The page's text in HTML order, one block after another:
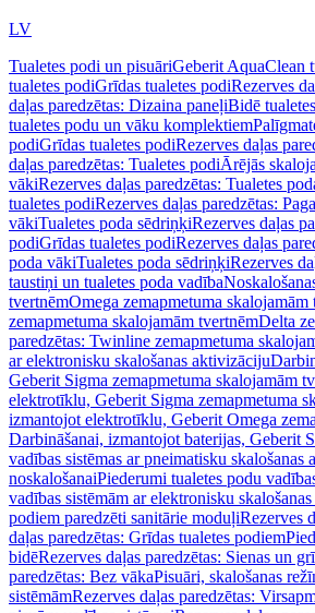
LV
Tualetes podi un pisuāriGeberit AquaClean
tualetes podiGrīdas tualetes podiRezerves
daļas paredzētas: Dizaina paneļiBidē
tualetes podu un vāku komplektiem
podiGrīdas tualetes podiRezerves daļas
daļas paredzētas: Tualetes podiĀrējās
vākiRezerves daļas paredzētas: Tualetes
tualetes podiRezerves daļas paredzētas:
vākiTualetes poda sēdriņķiRezerves daļas
podiGrīdas tualetes podiRezerves daļas
poda vākiTualetes poda sēdriņķiRezerves
taustiņi un tualetes poda vadība
tvertnēmOmega zemapmetuma skalojamām
zemapmetuma skalojamām tvertnēmDelta
paredzētas: Twinline zemapmetuma
ar elektronisku skalošanas aktivizāciju
Geberit Sigma zemapmetuma skalojamām
elektrotīklu, Geberit Sigma zemapmetuma
izmantojot elektrotīklu, Geberit Omega
Darbināšanai, izmantojot baterijas, Geberit
vadības sistēmas ar pneimatisku skalošanas
noskalošanaiPiederumi tualetes podu
vadības sistēmām ar elektronisku
podiem paredzēti sanitārie moduļiRezerves
daļas paredzētas: Grīdas tualetes podiem
bidēRezerves daļas paredzētas: Sienas un
paredzētas: Bez vākaPisuāri, skalošanas
sistēmāmRezerves daļas paredzētas: